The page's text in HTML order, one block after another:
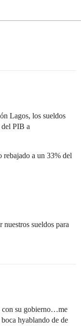
Lagos, los sueldos
del PIB a
rebajado a un 33% del
nuestros sueldos para
con su gobierno…me
hyablando de de